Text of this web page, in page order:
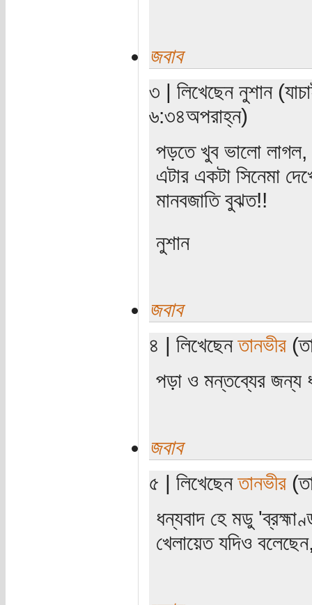
জবাব
৩ | লিখেছেন নুশান
৬:৩৪অপরাহ্ন)
পড়তে খুব ভালো
এটার একটা সিনেমা
মানবজাতি বুঝত!!
নুশান
জবাব
৪ | লিখেছেনতানভীর
পড়া ও মন্তব্যের জন্য
জবাব
৫ | লিখেছেনতানভীর
ধন্যবাদ হে মডু
খেলায়েত যদিও